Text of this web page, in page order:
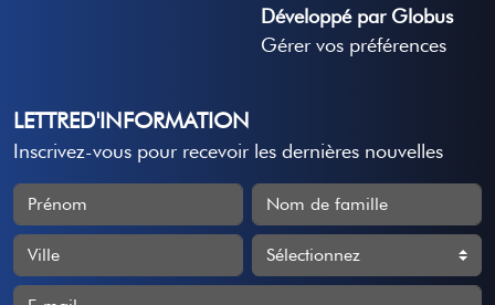
Développé par Globus
Gérer vos préférences
LETTRED'INFORMATION
Inscrivez-vous pour recevoir les dernières nouvelles